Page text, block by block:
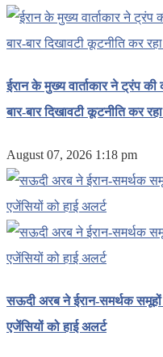
ईरान के मुख्य वार्ताकार ने ट्रंप
बार-बार दिखावटी कूटनीति कर
August 07, 2026 1:18 pm
सऊदी अरब ने ईरान-समर्थक
एजेंसियों को हाई अलर्ट